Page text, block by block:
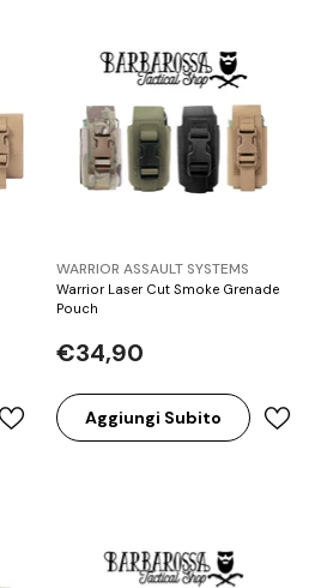
BRAND:
WARRIOR ASSAULT SYSTEMS
Warrior Laser Cut Smoke Grenade
Pouch
€34,90
Aggiungi Subito